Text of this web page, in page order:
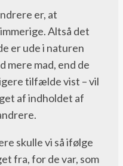
er, at
Altså det
er ude i naturen
mere mad, end de
tilfælde vist – vil
af indholdet af
skulle vi så ifølge
fra, for de var, som